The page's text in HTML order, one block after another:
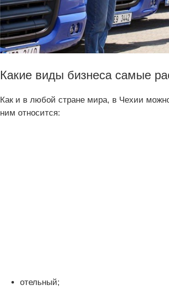
Какие виды бизнеса самые
Как и в любой стране мира, в Чехии
ним относится:
отельный;